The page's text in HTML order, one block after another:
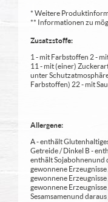
* Weitere
** Informationen zu
Zusatzstoffe:
1 - mit Farbstoffen 2 -
11 - mit (einer)
unter
Farbstoffen) 22 - mit
Allergene:
A - enthält
Getreide / Dinkel B -
enthält Sojabohnen und
gewonnene
gewonnene
gewonnene
Sesamsamen und